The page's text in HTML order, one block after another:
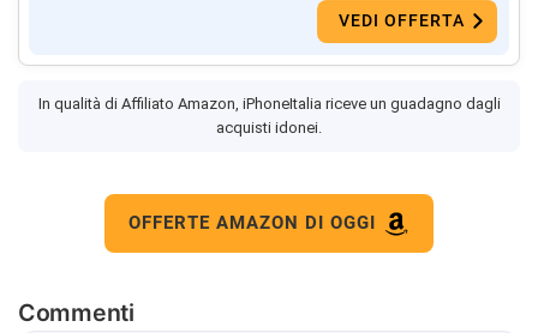
VEDI OFFERTA
In qualità di Affiliato Amazon, iPhoneItalia riceve un guadagno dagli
acquisti idonei.
OFFERTE AMAZON DI OGGI
Commenti